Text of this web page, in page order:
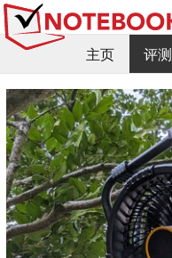
主页 评测
FAQ / 小提示/ 技术参数